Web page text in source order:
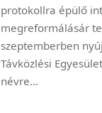
protokollra épülő
megreformálásár
szeptemberben
Távközlési
névre...